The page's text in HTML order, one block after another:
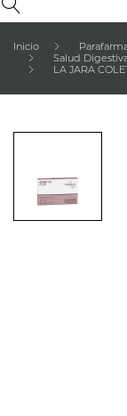
Inicio
Salud
LA JARA